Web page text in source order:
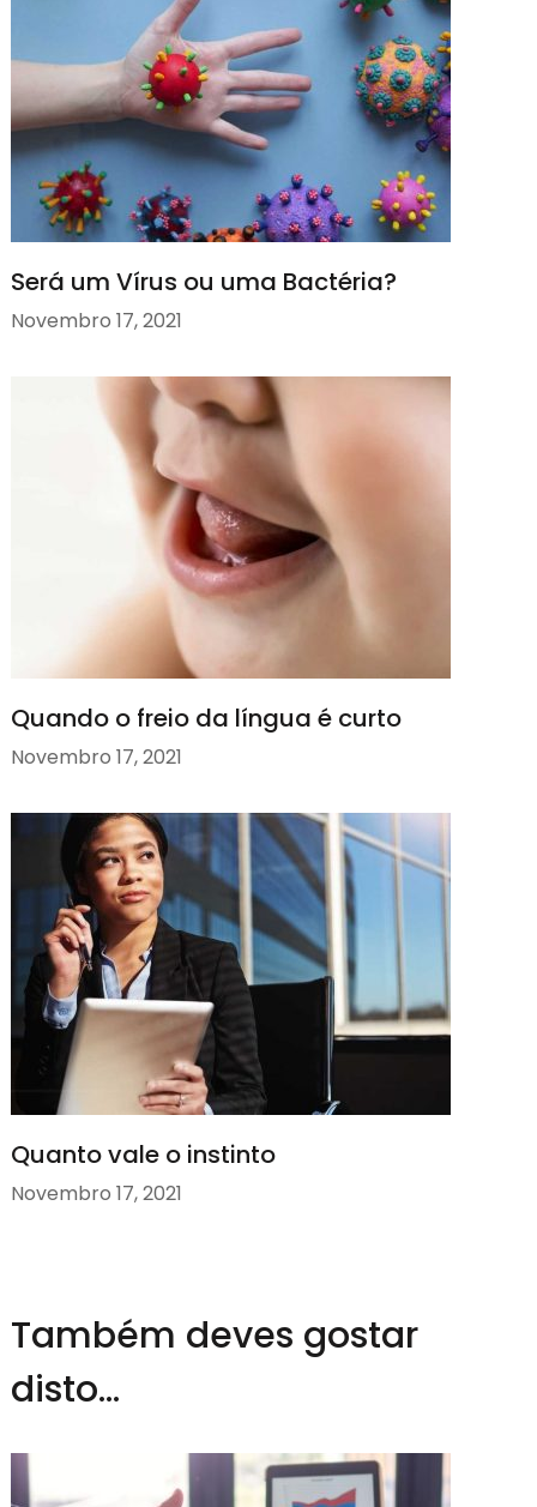
Será um Vírus ou uma Bactéria?
Novembro 17, 2021
Quando o freio da língua é curto
Novembro 17, 2021
Quanto vale o instinto
Novembro 17, 2021
Também deves gostar
disto...